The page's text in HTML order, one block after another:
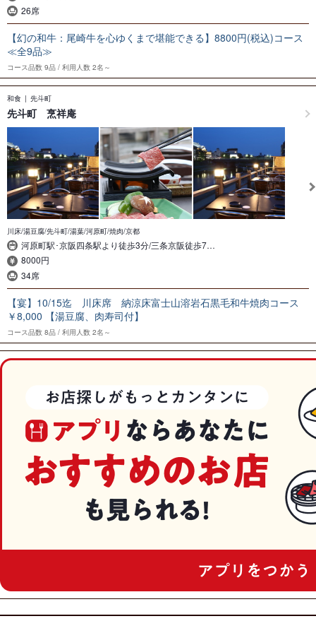
26席
【幻の和牛：尾崎牛を心ゆくまで堪能できる】8800円(税込)コース
≪全9品≫
コース品数 9品 利用人数 2名～
和食 先斗町
先斗町 烹祥庵
川床/湯豆腐/先斗町/湯葉/河原町/焼肉/京都
河原町駅･京阪四条駅より徒歩3分/三条京阪徒歩7…
8000円
34席
【宴】10/15迄 川床席 納涼床富士山溶岩石黒毛和牛焼肉コース
￥8,000 【湯豆腐、肉寿司付】
コース品数 8品 利用人数 2名～